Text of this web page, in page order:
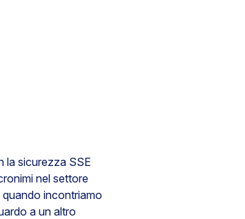
la sicurezza SSE
nel settore
incontriamo
a un altro